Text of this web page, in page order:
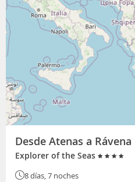
Desde Atenas a Rávena
Explorer of the Seas
8 días, 7 noches